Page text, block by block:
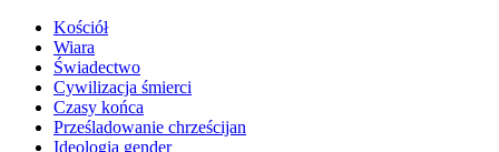
Kościół
Wiara
Świadectwo
Cywilizacja śmierci
Czasy końca
Prześladowanie chrześcijan
Ideologia gender